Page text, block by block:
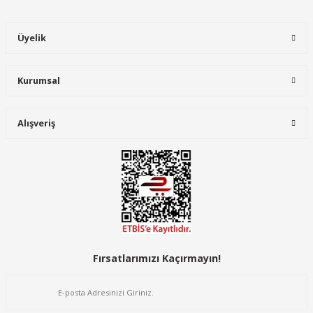
Fral Nem Alma Cihazları
Üyelik
Kurumsal
Alışveriş
Fırsatlarımızı Kaçırmayın!